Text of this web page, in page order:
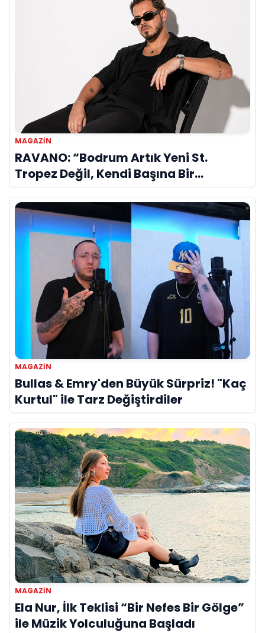
MAGAZİN
RAVANO: “Bodrum Artık Yeni St.
Tropez Değil, Kendi Başına Bir
Referans”
MAGAZİN
Bullas & Emry'den Büyük Sürpriz! "Kaç
Kurtul" ile Tarz Değiştirdiler
MAGAZİN
Ela Nur, İlk Teklisi “Bir Nefes Bir Gölge”
ile Müzik Yolculuğuna Başladı